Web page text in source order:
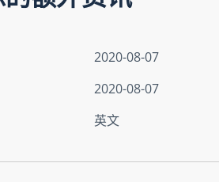
2020-08-07
2020-08-07
英文